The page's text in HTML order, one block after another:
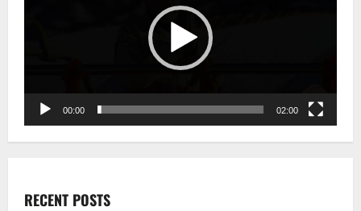
00:00 02:00
RECENT POSTS